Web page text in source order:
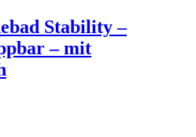
Stability –
– mit